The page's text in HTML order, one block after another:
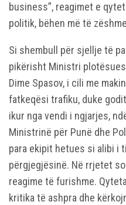
business”, reagimet e
politik, bëhen më të
Si shembull për sjellje të
pikërisht Ministri
Dime Spasov, i cili me
fatkeqësi trafiku, duke
ikur nga vendi i ngjarjes,
Ministrinë për Punë dhe
para ekipit hetues si alibi i
përgjegjësinë. Në rrjetet
reagime të furishme.
kritika të ashpra dhe